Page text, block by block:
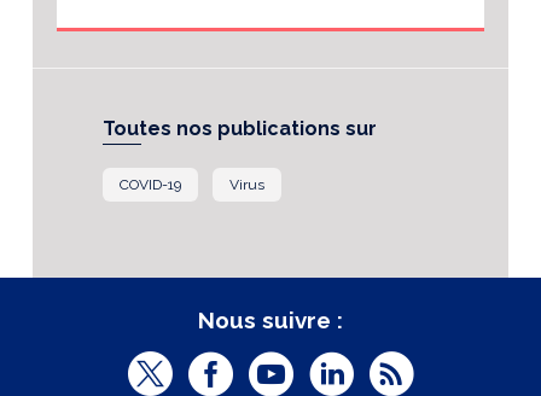
Toutes nos publications sur
COVID-19 Virus
Nous suivre :
T
F
Y
L
R